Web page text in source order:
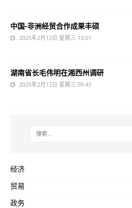
中国-非洲经贸合作成果丰硕
2025年2月12日 星期三 10:01
湖南省长毛伟明在湘西州调研
2025年2月12日 星期三 09:45
经济
贸易
政务